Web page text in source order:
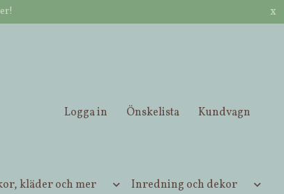
x
/ Betala med Klarna, Vipps, kort eller Apple Pay.
Logga in Önskelista Kundvagn
kläder och mer
Inredning och dekor